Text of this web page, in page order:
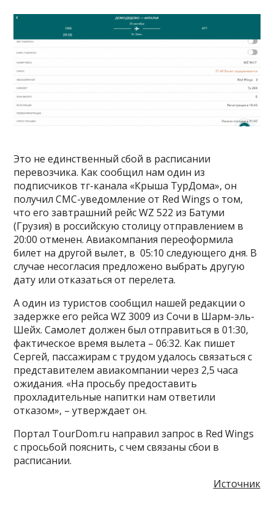
Это не единственный сбой в расписании
перевозчика. Как сообщил нам один из
подписчиков тг-канала «Крыша ТурДома», он
получил СМС-уведомление от Red Wings о том,
что его завтрашний рейс WZ 522 из Батуми
(Грузия) в российскую столицу отправлением в
20:00 отменен. Авиакомпания переоформила
билет на другой вылет, в 05:10 следующего дня. В
случае несогласия предложено выбрать другую
дату или отказаться от перелета.
А один из туристов сообщил нашей редакции о
задержке его рейса WZ 3009 из Сочи в Шарм-эль-
Шейх. Самолет должен был отправиться в 01:30,
фактическое время вылета – 06:32. Как пишет
Сергей, пассажирам с трудом удалось связаться с
представителем авиакомпании через 2,5 часа
ожидания. «На просьбу предоставить
прохладительные напитки нам ответили
отказом», – утверждает он.
Портал TourDom.ru направил запрос в Red Wings
с просьбой пояснить, с чем связаны сбои в
расписании.
Источник